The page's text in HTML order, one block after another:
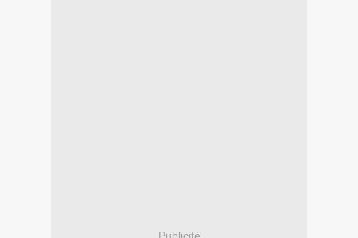
Publicité